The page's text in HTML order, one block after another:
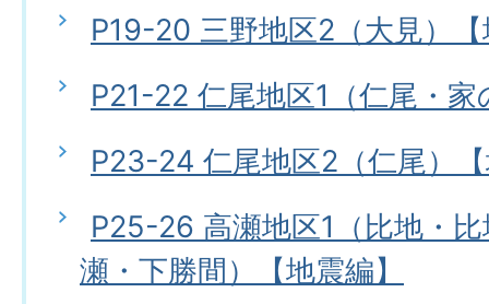
P19-20 三野地区2（大見）
P21-22 仁尾地区1（仁尾・
P23-24 仁尾地区2（仁尾）
P25-26 高瀬地区1（比地・
瀬・下勝間）【地震編】